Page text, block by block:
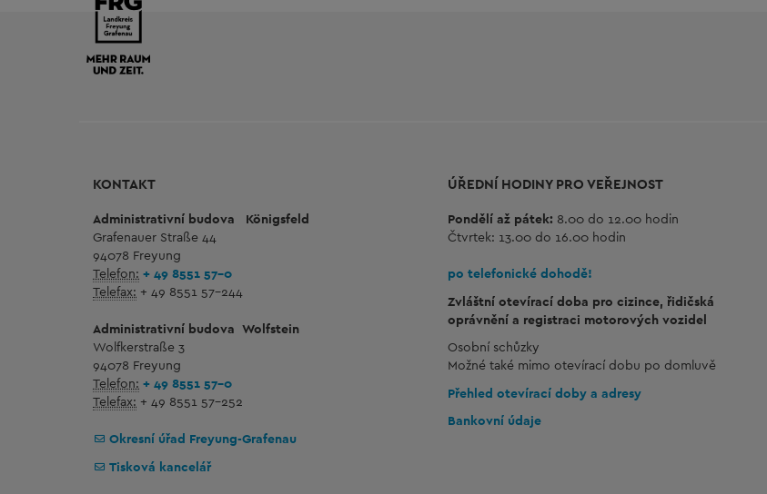
KONTAKT
Administrativní budova
Königsfeld
Grafenauer Straße 44
94078 Freyung
Telefon: + 49 8551 57-0
Telefax: + 49 8551 57-244
Administrativní budova Wolfstein
Wolfkerstraße 3
94078 Freyung
Telefon: + 49 8551 57-0
Telefax: + 49 8551 57-252
Okresní úřad Freyung-Grafenau
Tisková kancelář
ÚŘEDNÍ HODINY PRO VEŘEJNOST
Pondělí až pátek: 8.00 do 12.00 hodin
Čtvrtek: 13.00 do 16.00 hodin
po telefonické dohodě!
Zvláštní otevírací doba pro cizince, řidičská
oprávnění a registraci motorových vozidel
Osobní schůzky
Možné také mimo otevírací dobu po domluvě
Přehled otevírací doby a adresy
Bankovní údaje